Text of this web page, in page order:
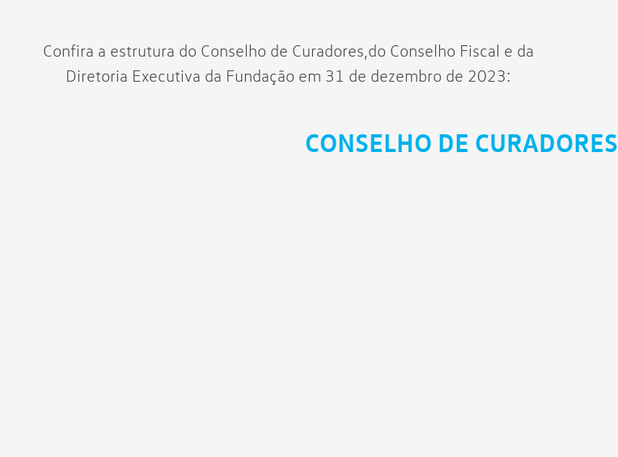
Confira a estrutura do Conselho de Curadores,do Conselho Fiscal e da
Diretoria Executiva da Fundação em 31 de dezembro de 2023:
CONSELHO DE CURADORES